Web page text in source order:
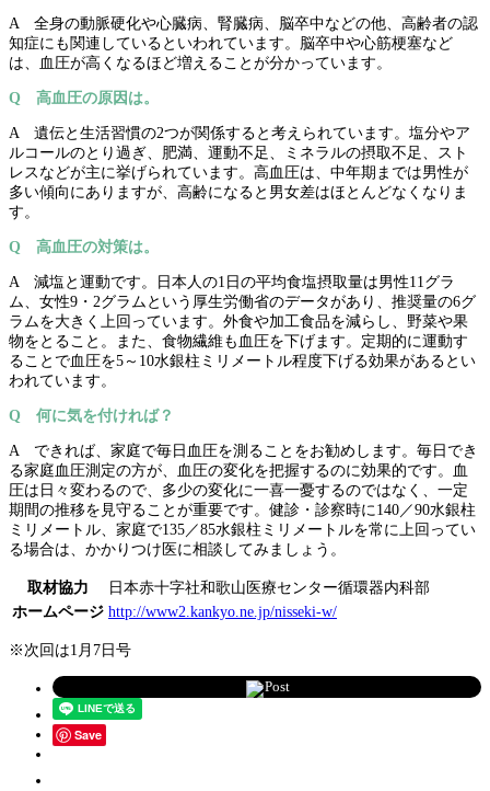
A 全身の動脈硬化や心臓病、腎臓病、脳卒中などの他、高齢者の認
知症にも関連しているといわれています。脳卒中や心筋梗塞など
は、血圧が高くなるほど増えることが分かっています。
Q 高血圧の原因は。
A 遺伝と生活習慣の2つが関係すると考えられています。塩分やア
ルコールのとり過ぎ、肥満、運動不足、ミネラルの摂取不足、スト
レスなどが主に挙げられています。高血圧は、中年期までは男性が
多い傾向にありますが、高齢になると男女差はほとんどなくなりま
す。
Q 高血圧の対策は。
A 減塩と運動です。日本人の1日の平均食塩摂取量は男性11グラ
ム、女性9・2グラムという厚生労働省のデータがあり、推奨量の6グ
ラムを大きく上回っています。外食や加工食品を減らし、野菜や果
物をとること。また、食物繊維も血圧を下げます。定期的に運動す
ることで血圧を5～10水銀柱ミリメートル程度下げる効果があるとい
われています。
Q 何に気を付ければ？
A できれば、家庭で毎日血圧を測ることをお勧めします。毎日でき
る家庭血圧測定の方が、血圧の変化を把握するのに効果的です。血
圧は日々変わるので、多少の変化に一喜一憂するのではなく、一定
期間の推移を見守ることが重要です。健診・診察時に140／90水銀柱
ミリメートル、家庭で135／85水銀柱ミリメートルを常に上回ってい
る場合は、かかりつけ医に相談してみましょう。
取材協力
日本赤十字社和歌山医療センター循環器内科部
ホームページ http://www2.kankyo.ne.jp/nisseki-w/
※次回は1月7日号
Post
Save